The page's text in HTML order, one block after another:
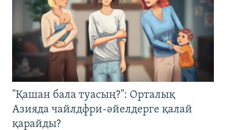
"Қашан бала туасың?": Орталық
Азияда чайлдфри-әйелдерге қалай
қарайды?